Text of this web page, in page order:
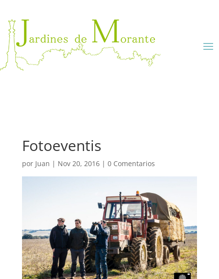
Fotoeventis
por Juan | Nov 20, 2016| 0 Comentarios